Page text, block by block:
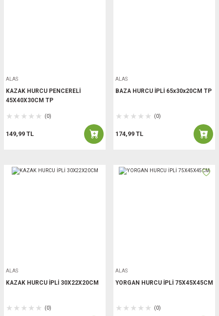
ALAS
KAZAK HURCU PENCERELİ
45X40X30CM TP
(0)
149,99 TL
ALAS
BAZA HURCU İPLİ 65x30x20CM TP
(0)
174,99 TL
ALAS
KAZAK HURCU İPLİ 30X22X20CM
(0)
ALAS
YORGAN HURCU İPLİ 75X45X45CM
(0)